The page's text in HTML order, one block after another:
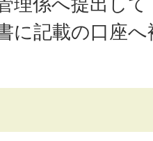
に記載の口座